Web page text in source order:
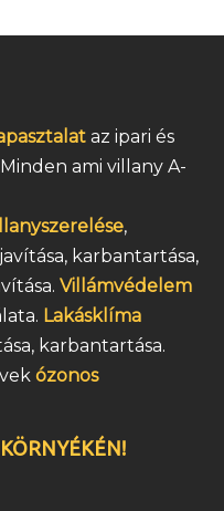
az ipari és
ami villany A-
,
karbantartása,
Villámvédelem
Lakásklíma
karbantartása.
ózonos